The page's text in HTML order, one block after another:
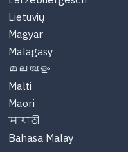
Lietuvių
Magyar
Malagasy
മലയാളം
Malti
Maori
मराठी
Bahasa Malay